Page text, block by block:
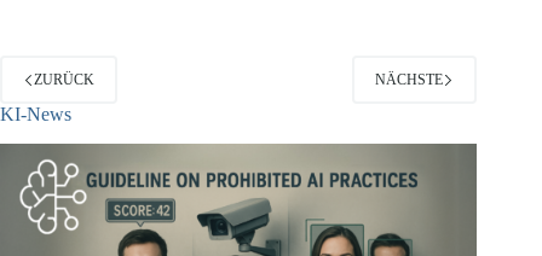
ZURÜCK
KI-News